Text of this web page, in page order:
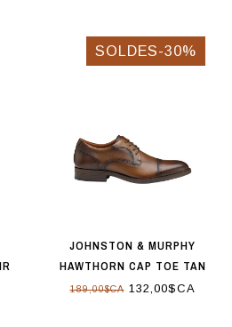
SOLDES-30%
JOHNSTON & MURPHY
HAWTHORN CAP TOE TAN
189,00$CA132,00$CA